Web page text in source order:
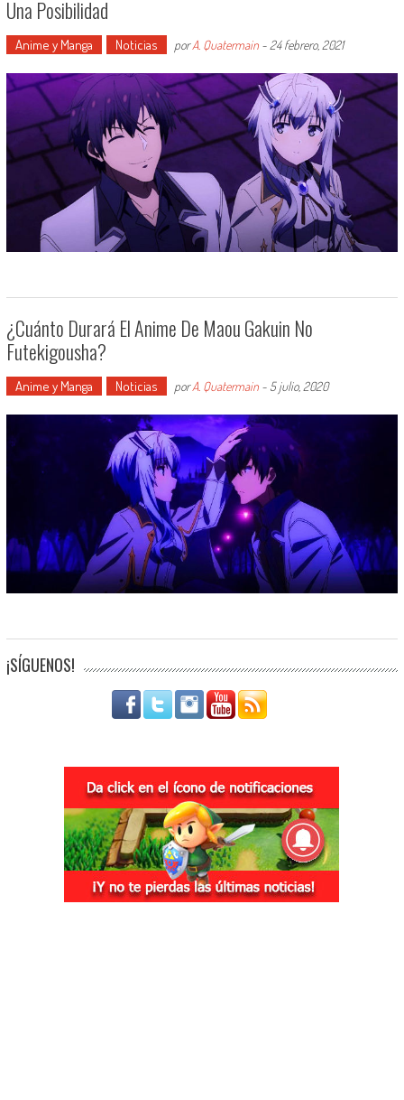
Una Posibilidad
Anime y Manga Noticias porA. Quatermain- 24 febrero, 2021
¿Cuánto Durará El Anime De Maou Gakuin No
Futekigousha?
Anime y Manga Noticias porA. Quatermain- 5 julio, 2020
¡SÍGUENOS!